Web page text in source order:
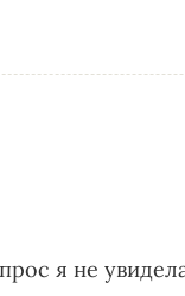
я не